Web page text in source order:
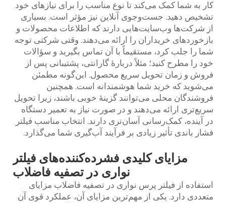
کار به شما کمک می‌کند تا نوع مناسب را برای نیازهای خود
تشخیص دهید. جست‌وجوی آنلاین نیز مؤثر است. بسیاری
از شرکت‌ها وب‌سایت‌هایی دارند که اطلاعات محصولات و
بازخوردهای خریداران را ارائه می‌دهند. وقتی شرکتی توجه
شما را جلب کرد، مستقیماً با آن تماس بگیرید و سؤالات
خود را مطرح کنید؛ مثلاً دربارهٔ گارانتی، پشتیبانی پس از
فروش و زمان تحویل سریع محصول. این‌گونه مطمئن
می‌شوید که خرید شما هوشمندانه است. همچنین
فروشندگان محلی می‌توانند گزینهٔ خوبی باشند، زیرا تحویل
سریع‌تری ارائه می‌دهند و در صورت نیاز به تعمیر دستگاه
در آینده، کمک‌رسانی آسان‌تری دارند. انتخاب مناسب فیلتر
فشار باندی تأثیر زیادی بر فرآیند آب‌گیری شما می‌گذارد.
مزایای کلیدی فشرده‌کننده‌های فیلتر
نواری در تصفیه فاضلاب
استفاده از فیلتر پرس نواری در تصفیه فاضلاب مزایای
متعددی دارد. یکی از مهم‌ترین مزایای آن، عملکرد قوی آن